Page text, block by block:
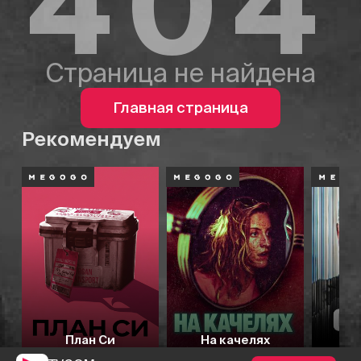
Страница не найдена
Главная страница
Рекомендуем
План Си На качелях